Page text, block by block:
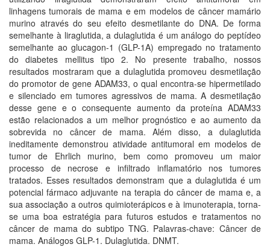
linhagens tumorais de mama e em modelos de câncer mamário
murino através do seu efeito desmetilante do DNA. De forma
semelhante à liraglutida, a dulaglutida é um análogo do peptídeo
semelhante ao glucagon-1 (GLP-1A) empregado no tratamento
do diabetes mellitus tipo 2. No presente trabalho, nossos
resultados mostraram que a dulaglutida promoveu desmetilação
do promotor de gene ADAM33, o qual encontra-se hipermetilado
e silenciado em tumores agressivos de mama. A desmetilação
desse gene e o consequente aumento da proteína ADAM33
estão relacionados a um melhor prognóstico e ao aumento da
sobrevida no câncer de mama. Além disso, a dulaglutida
ineditamente demonstrou atividade antitumoral em modelos de
tumor de Ehrlich murino, bem como promoveu um maior
processo de necrose e infiltrado inflamatório nos tumores
tratados. Esses resultados demonstram que a dulaglutida é um
potencial fármaco adjuvante na terapia do câncer de mama e, a
sua associação a outros quimioterápicos e à imunoterapia, torna-
se uma boa estratégia para futuros estudos e tratamentos no
câncer de mama do subtipo TNG. Palavras-chave: Câncer de
mama. Análogos GLP-1. Dulaglutida. DNMT.